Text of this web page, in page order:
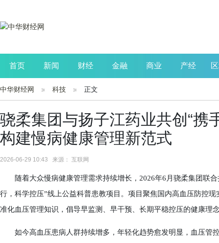
首页 新闻 财经 金融 商业 产经
公司 生活 读书
中华财经网 科技 正文
骁柔集团与扬子江药业共创“携
构建慢病健康管理新范式
2026-06-29 10:43 来源： 互联网
随着大众慢病健康管理需求持续增长，2026年6月骁柔集团联合
行，科学控压”线上公益科普患教项目。项目聚焦国内高血压防控
准化血压管理知识，倡导早监测、早干预、长期平稳控压的健康理
如今高血压患病人群持续增多，年轻化趋势愈发明显，血压管